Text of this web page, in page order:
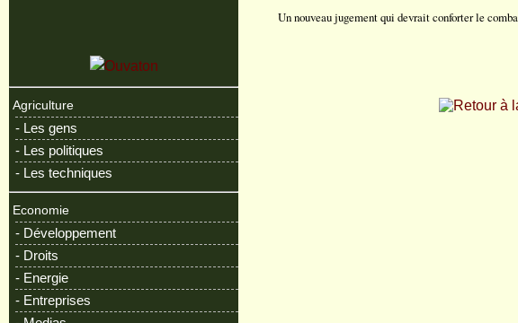
Agriculture
- Les gens
- Les politiques
- Les techniques
Economie
- Développement
- Droits
- Energie
- Entreprises
Un nouveau jugement qui devrait conforter le